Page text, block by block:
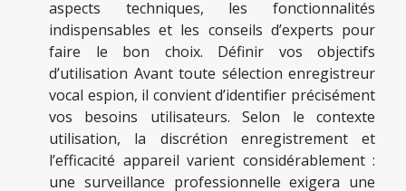
aspects techniques, les fonctionnalités
indispensables et les conseils d’experts pour
faire le bon choix. Définir vos objectifs
d’utilisation Avant toute sélection enregistreur
vocal espion, il convient d’identifier précisément
vos besoins utilisateurs. Selon le contexte
utilisation, la discrétion enregistrement et
l’efficacité appareil varient considérablement :
une surveillance professionnelle exigera une